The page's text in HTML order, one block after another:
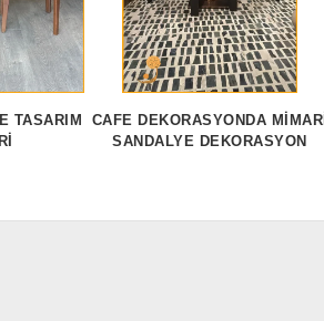
TASARIM
CAFE DEKORASYONDA MIMARI
SANDALYE DEKORASYON